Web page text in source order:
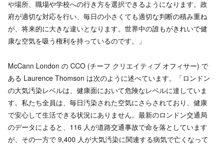
や場所、職場や学校への行き方を選択できるようになります。政
府が適切な対応を行い、毎日の小さくても適切な判断の積み重ね
が、将来的に大きな違いとなります。世界中の誰もがきれいで健
康な空気を吸う権利を持っているのです。」
McCann London の CCO (チーフ クリエイティブ オフィサー) で
ある Laurence Thomson は次のように述べています。「ロンドン
の大気汚染レベルは、健康面において危険なレベルに達していま
す。私たち全員は、毎日汚染された空気にさらされており、健康
で安心して生活できる状況にありません。最新のロンドン交通局
のデータによると、116 人が道路交通事故で命を落としています
が、その一方で 9,400 人が大気汚染に関連する病気で亡くなって